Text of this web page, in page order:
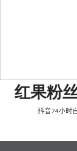
红果粉
抖音24小时